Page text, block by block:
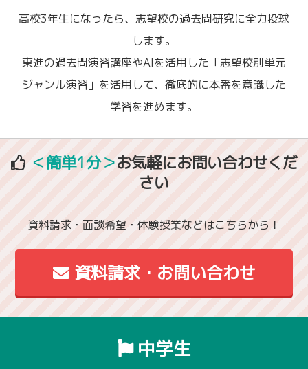
高校3年生になったら、志望校の過去問研究に全力投球
します。
東進の過去問演習講座やAIを活用した「志望校別単元
ジャンル演習」を活用して、徹底的に本番を意識した
学習を進めます。
＜簡単1分＞お気軽にお問い合わせくだ
さい
資料請求・面談希望・体験授業などはこちらから！
資料請求・お問い合わせ
中学生